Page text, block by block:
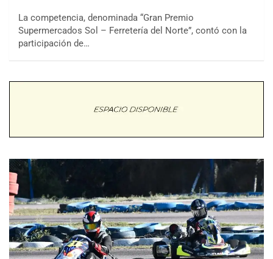
La competencia, denominada “Gran Premio
Supermercados Sol – Ferretería del Norte”, contó con la
participación de…